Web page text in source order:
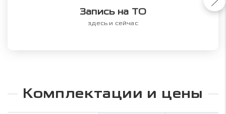
Запись на ТО
здесь и сейчас
Комплектации и цены